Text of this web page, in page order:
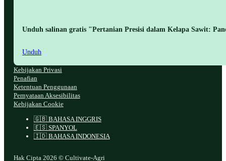
Unduh salinan gratis "Pertanian Presisi dalam Kelapa Sawit:
Unduh
Hak Cipta 2026 © Cultivate-Agri
🇬🇧 BAHASA INGGRIS
🇪🇸 SPANYOL
🇮🇩 BAHASA INDONESIA
Kebijakan Privasi
Penafian
Ketentuan Penggunaan
Pernyataan Aksesibilitas
Kebijakan Cookie